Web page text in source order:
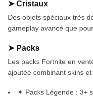
➤ Cristaux
Des objets spéciaux très
gameplay avancé que
➤ Packs
Les packs Fortnite en
ajoutée combinant skins et
✦ Packs Légende : 3+